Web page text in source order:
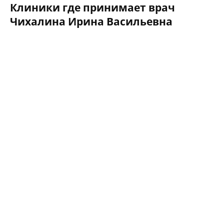
Клиники где принимает врач
Чихалина Ирина Васильевна